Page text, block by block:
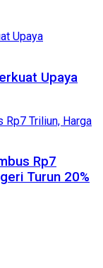
Upaya
Rp7
Turun 20%